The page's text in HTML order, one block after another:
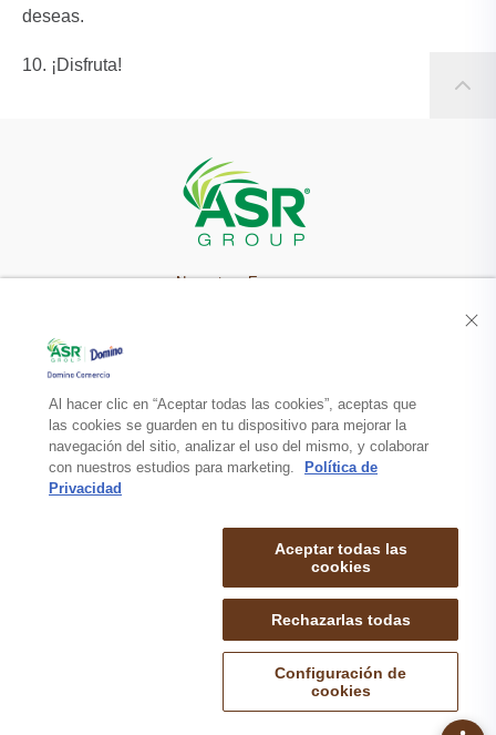
deseas.
¡Disfruta!
Nuestra Empresa
Productos
Contacto
© 2026 DOMINO COMERCIO S.A. de C.V. TODOS LOS DERECHOS
RESERVADOS.
Al hacer clic en “Aceptar todas las cookies”, aceptas que
las cookies se guarden en tu dispositivo para mejorar la
navegación del sitio, analizar el uso del mismo, y colaborar
con nuestros estudios para marketing.
Política de
Privacidad
Aceptar todas las
cookies
Rechazarlas todas
Configuración de
cookies